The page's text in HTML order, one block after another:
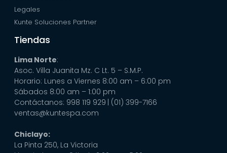
Legales
Kunte Soluciones Partner
Tiendas
Lima Norte:
Asoc. Villa Juanita Mz. C Lt. 5 – S.M.P.
Horario: Lunes a Viernes 8:00 am – 6:00 pm
Sábados 8:00 am – 1:00 pm
Contáctanos: 998 119 929 | (01) 399-7166
ventas@kuntespa.com
Chiclayo:
La Pinta 250, La Victoria